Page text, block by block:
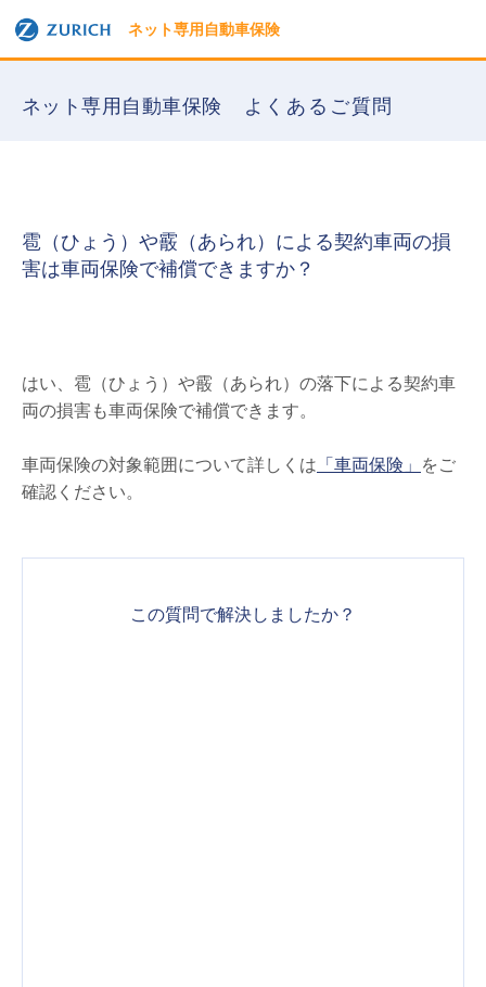
ネット専用自動車保険
ネット専用自動車保険 よくあるご質問
雹（ひょう）や霰（あられ）による契約車両の損
害は車両保険で補償できますか？
はい、雹（ひょう）や霰（あられ）の落下による契約車
両の損害も車両保険で補償できます。
車両保険の対象範囲について詳しくは 「車両保険」
をご
確認ください。
この質問で解決しましたか？